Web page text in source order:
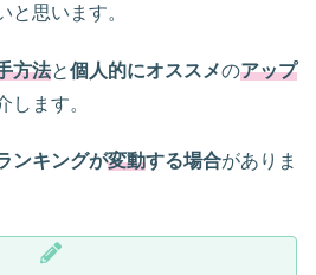
と思います。
方法と個人的にオススメのアップ
します。
ンキングが変動する場合がありま